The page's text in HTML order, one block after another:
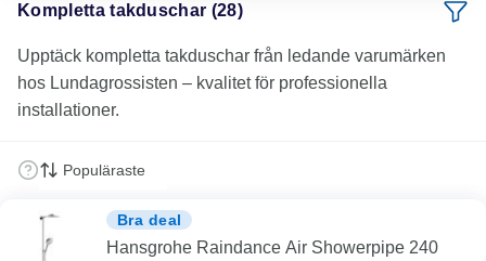
Kompletta takduschar (28)
Upptäck kompletta takduschar från ledande varumärken
hos Lundagrossisten – kvalitet för professionella
installationer.
Bra deal
Hansgrohe Raindance Air Showerpipe 240